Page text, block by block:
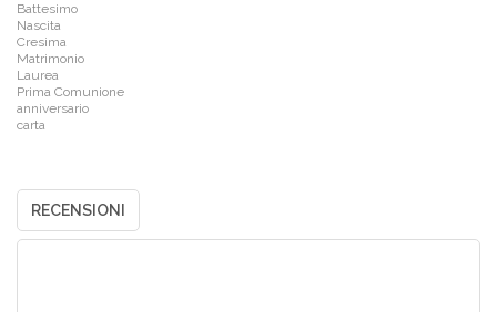
Battesimo
Nascita
Cresima
Matrimonio
Laurea
Prima Comunione
anniversario
carta
RECENSIONI